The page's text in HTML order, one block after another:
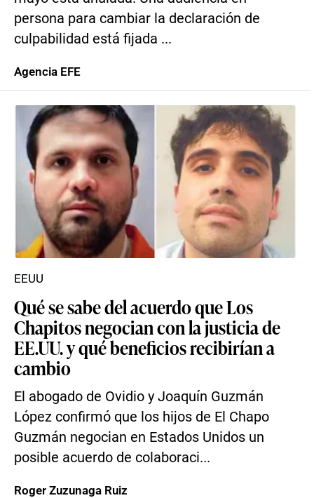
persona para cambiar la declaración de
culpabilidad está fijada ...
Agencia EFE
Qué se sabe del acuerdo que Los
Chapitos negocian con la justicia de
EE.UU. y qué beneficios recibirían a
cambio
El abogado de Ovidio y Joaquín Guzmán
López confirmó que los hijos de El Chapo
Guzmán negocian en Estados Unidos un
posible acuerdo de colaboraci...
EEUU
Roger Zuzunaga Ruiz